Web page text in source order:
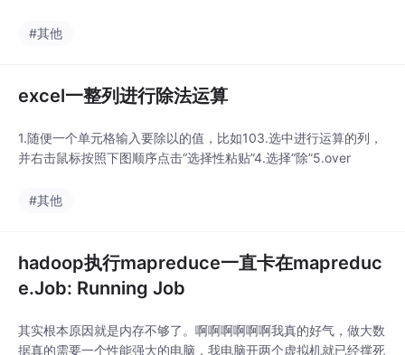
#其他
excel一整列进行除法运算
1.随便一个单元格输入要除以的值，比如103.选中进行运算的列，
并右击鼠标按照下图顺序点击“选择性粘贴”4.选择“除”5.over
#其他
hadoop执行mapreduce一直卡在mapreduc
e.Job: Running Job
其实根本原因就是内存不够了。啊啊啊啊啊啊我真的好气，做大数
据真的需要一个性能强大的电脑，我电脑开两个虚拟机就已经撑死